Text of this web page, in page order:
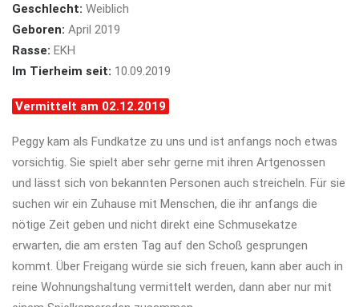
Geschlecht: Weiblich
Geboren: April 2019
Rasse: EKH
Im Tierheim seit: 10.09.2019
Vermittelt am 02.12.2019
Peggy kam als Fundkatze zu uns und ist anfangs noch etwas
vorsichtig. Sie spielt aber sehr gerne mit ihren Artgenossen
und lässt sich von bekannten Personen auch streicheln. Für sie
suchen wir ein Zuhause mit Menschen, die ihr anfangs die
nötige Zeit geben und nicht direkt eine Schmusekatze
erwarten, die am ersten Tag auf den Schoß gesprungen
kommt. Über Freigang würde sie sich freuen, kann aber auch in
reine Wohnungshaltung vermittelt werden, dann aber nur mit